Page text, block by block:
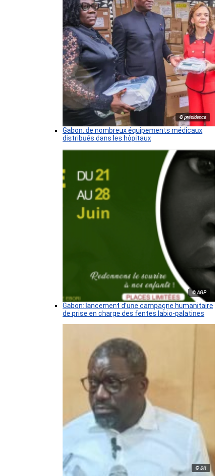
© présidence
Gabon: de nombreux équipements médicaux
distribués dans les hôpitaux
© AGP
Gabon: lancement d’une campagne humanitaire
de prise en charge des fentes labio-palatines
© DR